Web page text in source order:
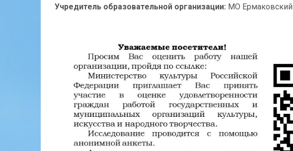
Учредитель образовательной организации: МО Ермаковский